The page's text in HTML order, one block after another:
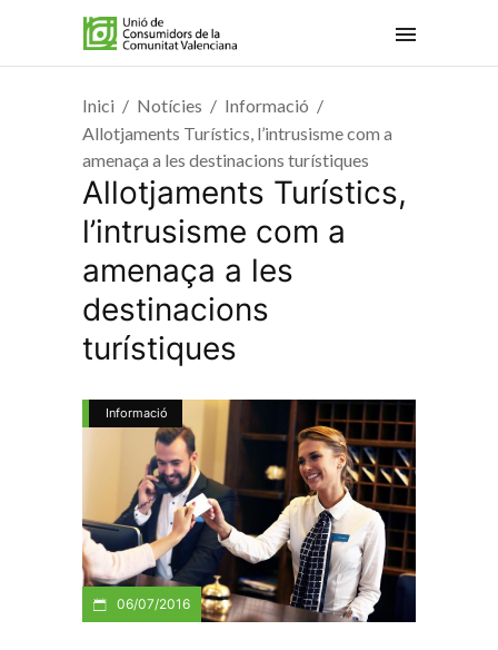
Inici Notícies
Informació
Allotjaments Turístics, l’intrusisme com a
amenaça a les destinacions turístiques
Allotjaments Turístics,
l’intrusisme com a
amenaça a les
destinacions
turístiques
Informació
06/07/2016